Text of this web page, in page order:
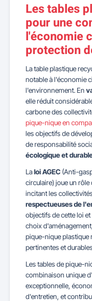
Les tables
pour une
l'économie
protection
La table plastique
notable à l'économie
l'environnement. En
elle réduit
carbone des
pique-nique en
les objectifs de
de responsabilité
écologique et
Laloi AGEC (Anti-
circulaire) joue un
incitant les
respectueuses de
objectifs de cette loi
choix
pique-nique plastique
pertinentes et
Les tables de pique-
combinaison unique
exceptionnelle,
d'entretien, et